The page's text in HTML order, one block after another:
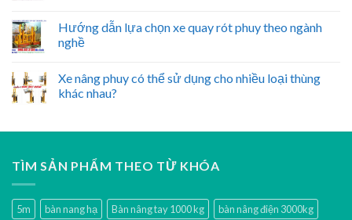
Hướng dẫn lựa chọn xe quay rót phuy theo ngành
nghề
Xe nâng phuy có thể sử dụng cho nhiều loại thùng
khác nhau?
TÌM SẢN PHẨM THEO TỪ KHÓA
5m bàn nang hạ Bàn nâng tay 1000 kg
bàn nâng điện 3000kg